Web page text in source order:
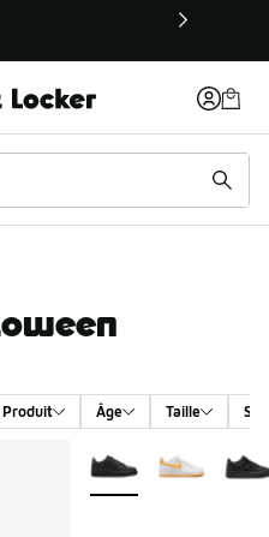
fenêtre
Produit Âge Taille
Plus de couleurs